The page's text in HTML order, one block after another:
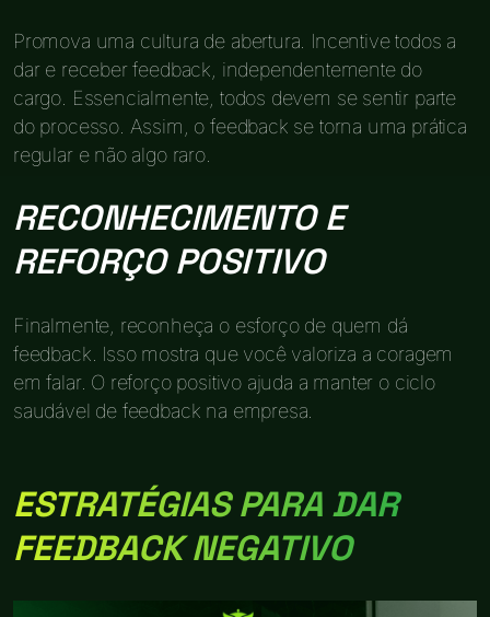
Promova uma cultura de abertura. Incentive todos a
dar e receber feedback, independentemente do
cargo. Essencialmente, todos devem se sentir parte
do processo. Assim, o feedback se torna uma prática
regular e não algo raro.
RECONHECIMENTO E
REFORÇO POSITIVO
Finalmente, reconheça o esforço de quem dá
feedback. Isso mostra que você valoriza a coragem
em falar. O reforço positivo ajuda a manter o ciclo
saudável de feedback na empresa.
ESTRATÉGIAS PARA DAR
FEEDBACK NEGATIVO